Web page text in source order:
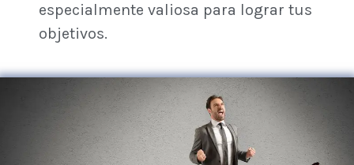
especialmente valiosa para lograr tus
objetivos.